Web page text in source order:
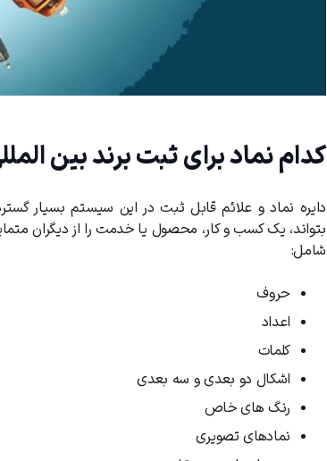
کدام نماد برای ثبت برند بین
دایره نماد و علائم قابل ثبت در این سیستم بسیار
بتواند، یک کسب‌ و کار، محصول یا خدمت را از دیگران
شامل:
حروف
اعداد
کلمات
اشکال دو بعدی و سه ‌بعدی
رنگ‌ های خاص
نمادهای تصویری